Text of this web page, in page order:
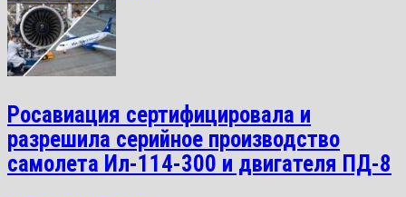
Росавиация сертифицировала и
разрешила серийное производство
самолета Ил-114-300 и двигателя ПД-8